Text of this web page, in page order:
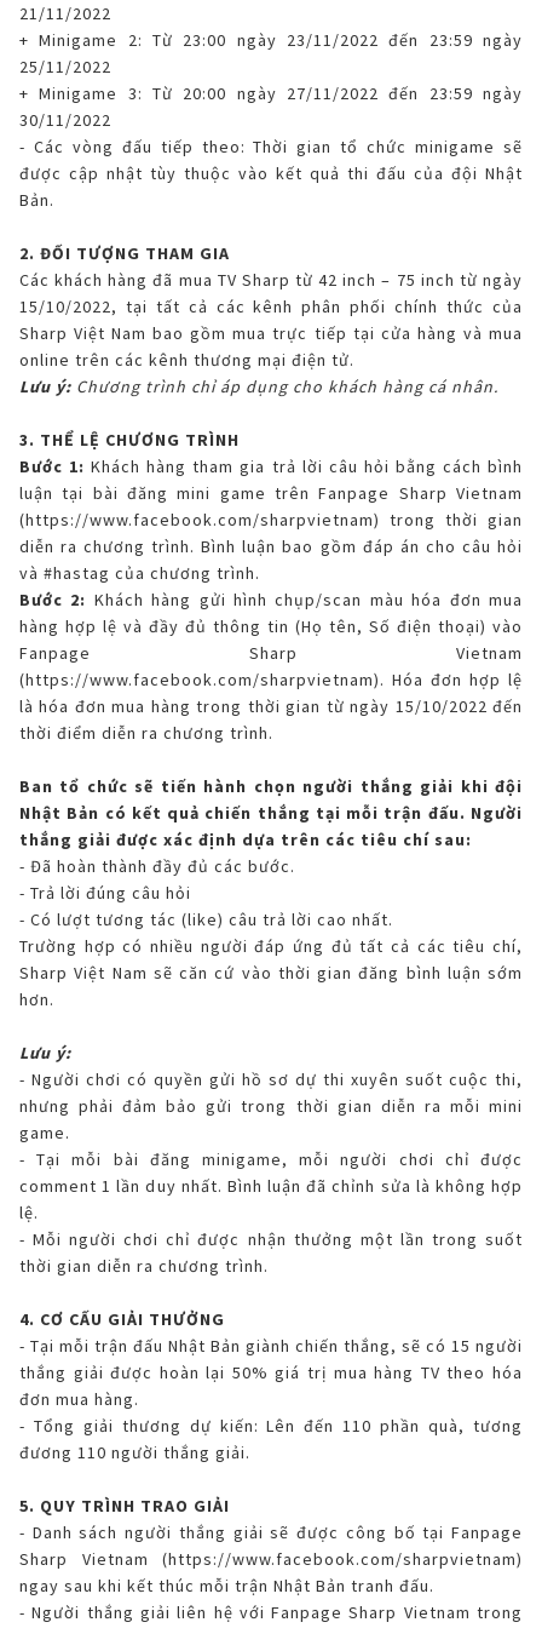
21/11/2022
+ Minigame 2: Từ 23:00 ngày 23/11/2022 đến 23:59 ngày
25/11/2022
+ Minigame 3: Từ 20:00 ngày 27/11/2022 đến 23:59 ngày
30/11/2022
- Các vòng đấu tiếp theo: Thời gian tổ chức minigame sẽ
được cập nhật tùy thuộc vào kết quả thi đấu của đội Nhật
Bản.
2. ĐỐI TƯỢNG THAM GIA
Các khách hàng đã mua TV Sharp từ 42 inch – 75 inch từ ngày
15/10/2022, tại tất cả các kênh phân phối chính thức của
Sharp Việt Nam bao gồm mua trực tiếp tại cửa hàng và mua
online trên các kênh thương mại điện tử.
Lưu ý: Chương trình chỉ áp dụng cho khách hàng cá nhân.
3. THỂ LỆ CHƯƠNG TRÌNH
Bước 1: Khách hàng tham gia trả lời câu hỏi bằng cách bình
luận tại bài đăng mini game trên Fanpage Sharp Vietnam
(https://www.facebook.com/sharpvietnam) trong thời gian
diễn ra chương trình. Bình luận bao gồm đáp án cho câu hỏi
và #hastag của chương trình.
Bước 2: Khách hàng gửi hình chụp/scan màu hóa đơn mua
hàng hợp lệ và đầy đủ thông tin (Họ tên, Số điện thoại) vào
Fanpage Sharp Vietnam
(https://www.facebook.com/sharpvietnam). Hóa đơn hợp lệ
là hóa đơn mua hàng trong thời gian từ ngày 15/10/2022 đến
thời điểm diễn ra chương trình.
Ban tổ chức sẽ tiến hành chọn người thắng giải khi đội
Nhật Bản có kết quả chiến thắng tại mỗi trận đấu. Người
thắng giải được xác định dựa trên các tiêu chí sau:
- Đã hoàn thành đầy đủ các bước.
- Trả lời đúng câu hỏi
- Có lượt tương tác (like) câu trả lời cao nhất.
Trường hợp có nhiều người đáp ứng đủ tất cả các tiêu chí,
Sharp Việt Nam sẽ căn cứ vào thời gian đăng bình luận sớm
hơn.
Lưu ý:
- Người chơi có quyền gửi hồ sơ dự thi xuyên suốt cuộc thi,
nhưng phải đảm bảo gửi trong thời gian diễn ra mỗi mini
game.
- Tại mỗi bài đăng minigame, mỗi người chơi chỉ được
comment 1 lần duy nhất. Bình luận đã chỉnh sửa là không hợp
lệ.
- Mỗi người chơi chỉ được nhận thưởng một lần trong suốt
thời gian diễn ra chương trình.
4. CƠ CẤU GIẢI THƯỞNG
- Tại mỗi trận đấu Nhật Bản giành chiến thắng, sẽ có 15 người
thắng giải được hoàn lại 50% giá trị mua hàng TV theo hóa
đơn mua hàng.
- Tổng giải thương dự kiến: Lên đến 110 phần quà, tương
đương 110 người thắng giải.
5. QUY TRÌNH TRAO GIẢI
- Danh sách người thắng giải sẽ được công bố tại Fanpage
Sharp Vietnam (https://www.facebook.com/sharpvietnam)
ngay sau khi kết thúc mỗi trận Nhật Bản tranh đấu.
- Người thắng giải liên hệ với Fanpage Sharp Vietnam trong